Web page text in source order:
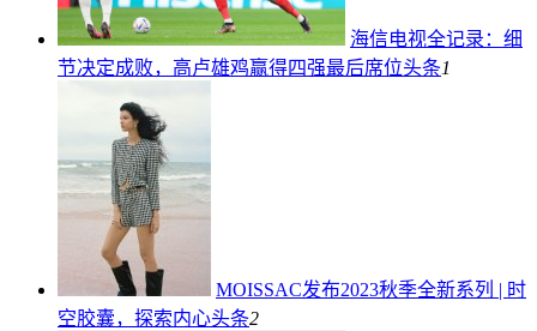
海信电视全记录：细
节决定成败，高卢雄鸡赢得四强最后席位头条1
MOISSAC发布2023秋季全新系列 | 时
空胶囊，探索内心头条2